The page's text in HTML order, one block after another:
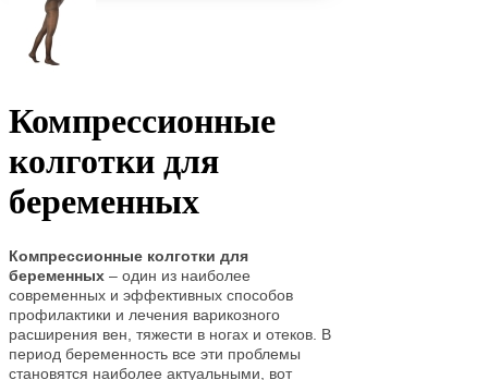
Компрессионные
колготки для
беременных
Компрессионные колготки для
беременных – один из наиболее
современных и эффективных способов
профилактики и лечения варикозного
расширения вен, тяжести в ногах и отеков. В
период беременность все эти проблемы
становятся наиболее актуальными, вот